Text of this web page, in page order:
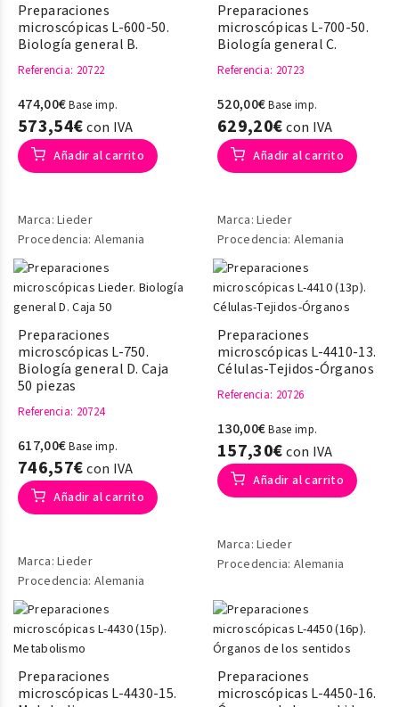
Preparaciones
microscópicas L-600-50.
Biología general B.
Referencia: 20722
474,00€Base imp.
573,54€con IVA
Añadir al carrito
Marca: Lieder
Procedencia: Alemania
Preparaciones
microscópicas L-700-50.
Biología general C.
Referencia: 20723
520,00€Base imp.
629,20€con IVA
Añadir al carrito
Marca: Lieder
Procedencia: Alemania
Preparaciones
microscópicas L-750.
Biología general D. Caja
50 piezas
Referencia: 20724
617,00€Base imp.
746,57€con IVA
Añadir al carrito
Marca: Lieder
Procedencia: Alemania
Preparaciones
microscópicas L-4410-13.
Células-Tejidos-Órganos
Referencia: 20726
130,00€Base imp.
157,30€con IVA
Añadir al carrito
Marca: Lieder
Procedencia: Alemania
Preparaciones
microscópicas L-4430-15.
Preparaciones
microscópicas L-4450-16.